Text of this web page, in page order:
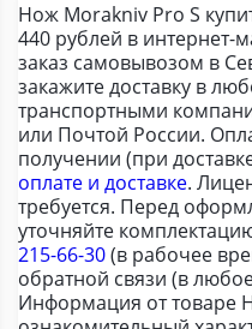
Нож Morakniv Pro S
440 рублей в интернет-
заказ самовывозом в
закажите доставку в
транспортными
или Почтой России.
получении (при
оплате и доставке.
требуется. Перед
уточняйте
215-66-30(в рабочее
обратной связи (в
Информация от товаре